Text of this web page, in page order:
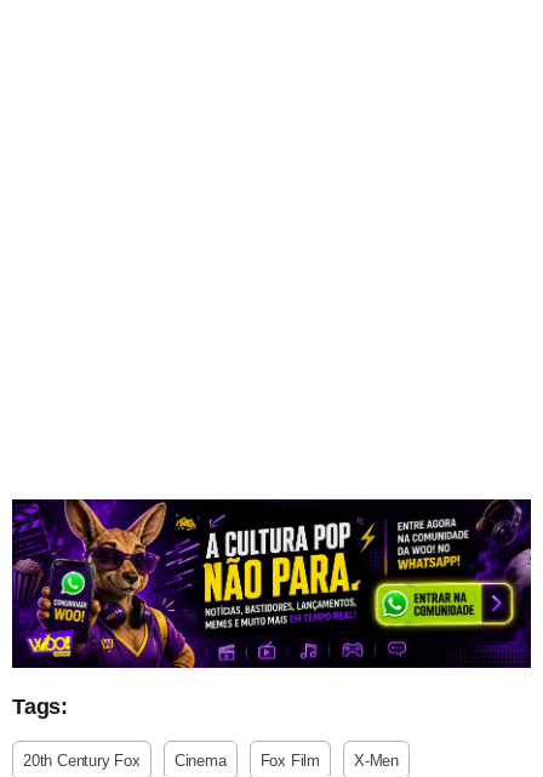
Tags:
20th Century Fox Cinema Fox Film X-Men